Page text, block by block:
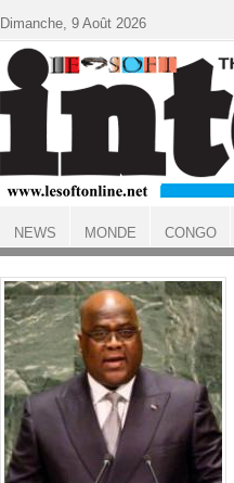
ACCUEIL
Dimanche, 9 Août 2026
NEWS MONDE CONGO